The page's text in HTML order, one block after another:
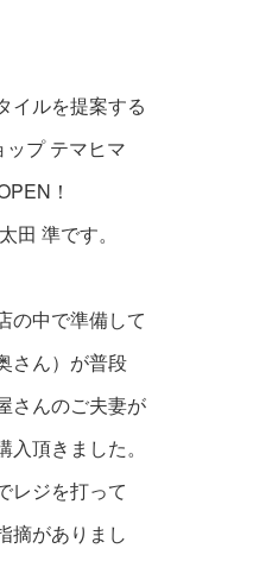
イルを提案する
プ テマヒマ
！
田 準です。
の中で準備して
さん）が普段
さんのご夫妻が
頂きました。
レジを打って
摘がありまし